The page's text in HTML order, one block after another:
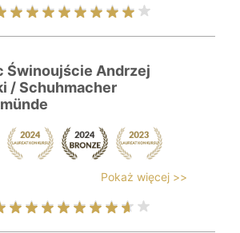
Świnoujście Andrzej
/ Schuhmacher
Pokaż więcej >>